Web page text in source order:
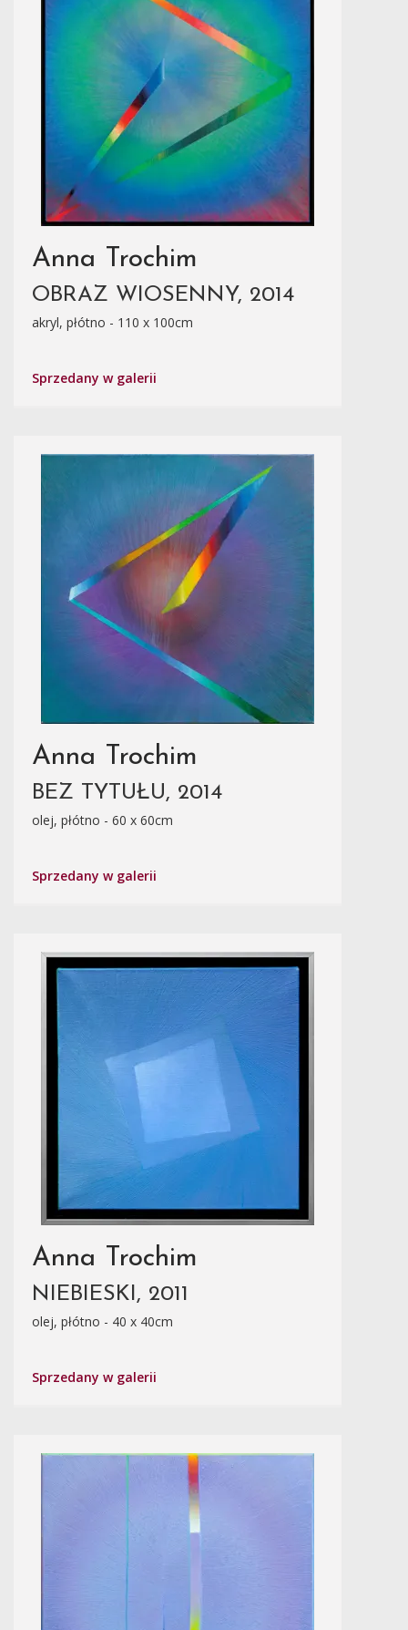
Anna Trochim
OBRAZ WIOSENNY, 2014
akryl, płótno - 110 x 100cm
Sprzedany w galerii
Anna Trochim
BEZ TYTUŁU, 2014
olej, płótno - 60 x 60cm
Sprzedany w galerii
Anna Trochim
NIEBIESKI, 2011
olej, płótno - 40 x 40cm
Sprzedany w galerii